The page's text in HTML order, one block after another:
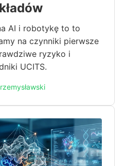
AI i robotykę to to
na czynniki pierwsze
ryzyko i
UCITS.